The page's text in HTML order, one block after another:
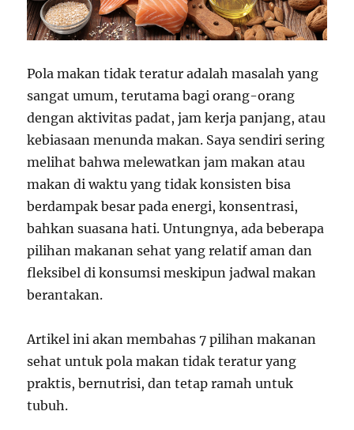
Pola makan tidak teratur adalah masalah yang
sangat umum, terutama bagi orang-orang
dengan aktivitas padat, jam kerja panjang, atau
kebiasaan menunda makan. Saya sendiri sering
melihat bahwa melewatkan jam makan atau
makan di waktu yang tidak konsisten bisa
berdampak besar pada energi, konsentrasi,
bahkan suasana hati. Untungnya, ada beberapa
pilihan makanan sehat yang relatif aman dan
fleksibel di konsumsi meskipun jadwal makan
berantakan.
Artikel ini akan membahas 7 pilihan makanan
sehat untuk pola makan tidak teratur yang
praktis, bernutrisi, dan tetap ramah untuk
tubuh.